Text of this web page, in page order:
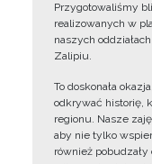
Przygotowaliśmy
realizowanych w
naszych
Zalipiu.
To doskonała
odkrywać historię,
regionu. Nasze
aby nie tylko
również